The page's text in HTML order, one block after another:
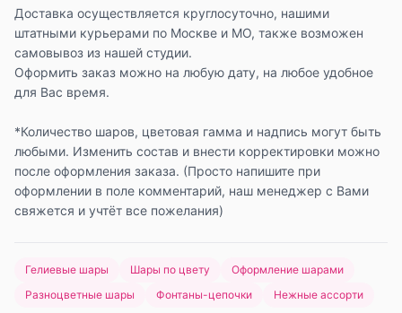
Доставка осуществляется круглосуточно, нашими
штатными курьерами по Москве и МО, также возможен
самовывоз из нашей студии.
Оформить заказ можно на любую дату, на любое удобное
для Вас время.
*Количество шаров, цветовая гамма и надпись могут быть
любыми. Изменить состав и внести корректировки можно
после оформления заказа. (Просто напишите при
оформлении в поле комментарий, наш менеджер с Вами
свяжется и учтёт все пожелания)
Гелиевые шары Шары по цвету
Оформление шарами
Разноцветные шары
Фонтаны-цепочки Нежные ассорти